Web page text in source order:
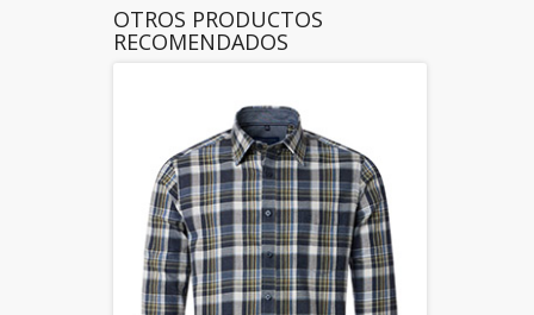
OTROS PRODUCTOS
RECOMENDADOS